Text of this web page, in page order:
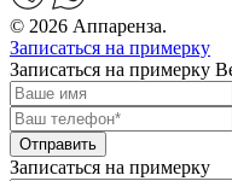
© 2026 Аппаренза.
Записаться на примерку
Записаться на примерку
Записаться на примерку